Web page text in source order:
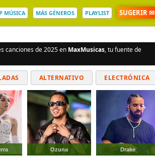
MÚSICA MÁS GÉNEROS PLAYLIST SUGERIR ✉
canciones de 2025 en MaxMusicas, tu fuente de
ALTERNATIVO ELECTRÓNICA
Ozuna Drake